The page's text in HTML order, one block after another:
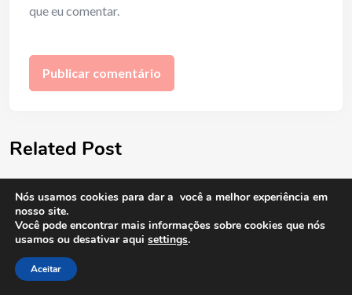
que eu comentar.
Related Post
Nós usamos cookies para dar a você a melhor experiência em
nosso site.
Você pode encontrar mais informações sobre cookies que nós
usamos ou desativar aqui settings.
Aceitar